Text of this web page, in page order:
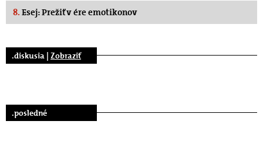
8. Esej: Prežiť v ére emotikonov
.diskusia | Zobraziť
.posledné